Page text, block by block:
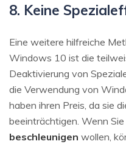
8. Keine
Eine weitere hilfreiche
Windows 10 ist die
Deaktivierung von
die Verwendung von
haben ihren Preis, da sie
beeinträchtigen. Wenn Sie
beschleunigen wollen,